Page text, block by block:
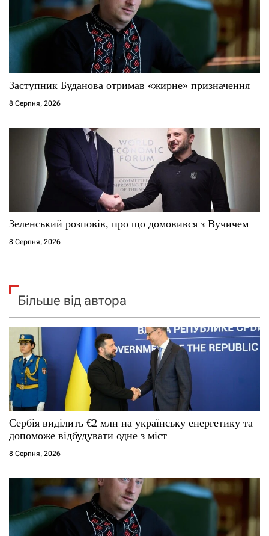
Заступник Буданова отримав «жирне» призначення
8 Серпня, 2026
Зеленський розповів, про що домовився з Вучичем
8 Серпня, 2026
Більше від автора
Сербія виділить €2 млн на українську енергетику та
допоможе відбудувати одне з міст
8 Серпня, 2026